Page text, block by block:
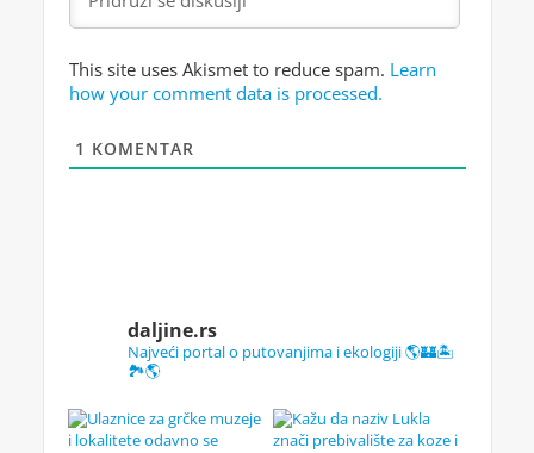
This site uses Akismet to reduce spam. Learn
how your comment data is processed.
1 KOMENTAR
daljine.rs
Najveći portal o putovanjima i ekologiji 🌎🏰🏝️
🏞️🌎